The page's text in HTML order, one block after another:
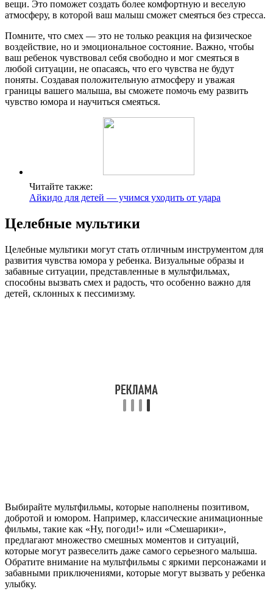
вещи. Это поможет создать более комфортную и веселую
атмосферу, в которой ваш малыш сможет смеяться без стресса.
Помните, что смех — это не только реакция на физическое
воздействие, но и эмоциональное состояние. Важно, чтобы
ваш ребенок чувствовал себя свободно и мог смеяться в
любой ситуации, не опасаясь, что его чувства не будут
поняты. Создавая положительную атмосферу и уважая
границы вашего малыша, вы сможете помочь ему развить
чувство юмора и научиться смеяться.
Читайте также:
Айкидо для детей — учимся уходить от удара
Целебные мультики
Целебные мультики могут стать отличным инструментом для
развития чувства юмора у ребенка. Визуальные образы и
забавные ситуации, представленные в мультфильмах,
способны вызвать смех и радость, что особенно важно для
детей, склонных к пессимизму.
Выбирайте мультфильмы, которые наполнены позитивом,
добротой и юмором. Например, классические анимационные
фильмы, такие как «Ну, погоди!» или «Смешарики»,
предлагают множество смешных моментов и ситуаций,
которые могут развеселить даже самого серьезного малыша.
Обратите внимание на мультфильмы с яркими персонажами и
забавными приключениями, которые могут вызвать у ребенка
улыбку.